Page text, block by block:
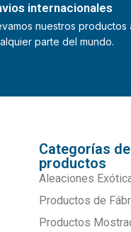
internacionales
nuestros productos
parte del mundo.
Categorías de
productos
Aleaciones
Productos de
Productos